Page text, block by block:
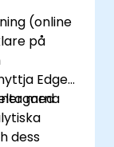
(online
på
Edge
med
dess